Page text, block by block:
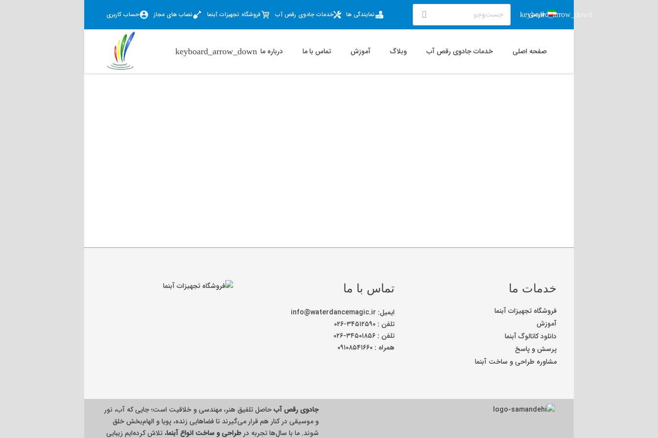
فارسی نمایندگی ها خدمات جادوی رقص آب فروشگاه تجهیزات آبنما نصاب های مجاز حساب کاربری
صفحه اصلی خدمات جادوی رقص آب وبلاگ آموزش تماس با ما درباره ما
خدمات ما
فروشگاه تجهیزات آبنما
آموزش
دانلود کاتالوگ آبنما
پرسش و پاسخ
مشاوره طراحی و ساخت آبنما
تماس با ما
ایمیل: info@waterdancemagic.ir
تلفن : ۳۴۵۱۲۵۹۰-۰۲۶
تلفن : ۳۴۵۰۱۸۵۶-۰۲۶
همراه : ۰۹۱۰۸۵۴۱۶۶۰
جادوی رقص آبحاصل تلفیق هنر، مهندسی و خلاقیت است؛ جایی که آب، نور
و موسیقی در کنار هم قرار می‌گیرند تا فضاهایی زنده، پویا و الهام‌بخش خلق
شوند. ما با سال‌ها تجربه در طراحی و ساخت انواع آبنما، تلاش کرده‌ایم زیبایی